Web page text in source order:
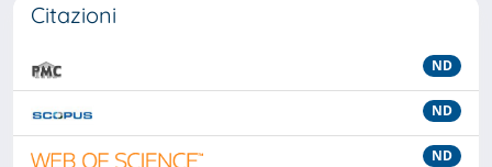
Citazioni
ND
ND
ND